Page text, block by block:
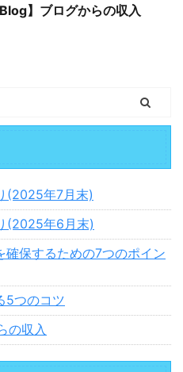
】ブログからの収入
(2025年7月末)
(2025年6月末)
確保するための7つのポイン
5つのコツ
の収入